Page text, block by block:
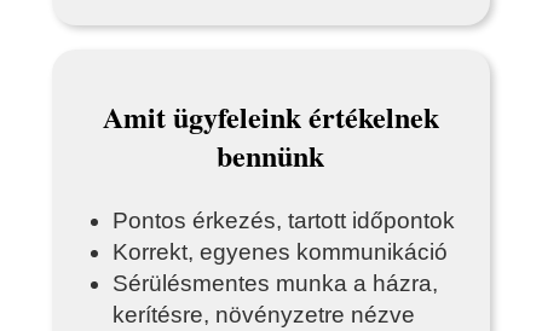
Amit ügyfeleink értékelnek
bennünk
Pontos érkezés, tartott időpontok
Korrekt, egyenes kommunikáció
Sérülésmentes munka a házra,
kerítésre, növényzetre nézve